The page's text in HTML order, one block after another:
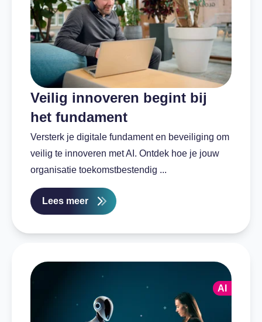
Veilig innoveren begint bij
het fundament
Versterk je digitale fundament en beveiliging om
veilig te innoveren met AI. Ontdek hoe je jouw
organisatie toekomstbestendig ...
Lees meer
AI